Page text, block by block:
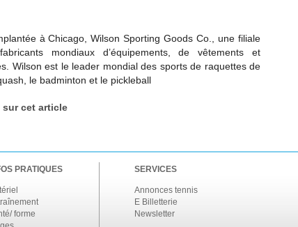
à Chicago, Wilson Sporting Goods Co., une filiale
mondiaux d’équipements, de vêtements et
Wilson est le leader mondial des sports de raquettes de
le badminton et le pickleball
sur cet article
PRATIQUES
forme
SERVICES
Annonces tennis
E Billetterie
Newsletter